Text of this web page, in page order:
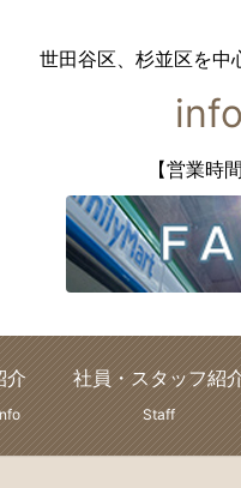
世田谷区、杉並区を中
【営業時
介 社員・スタッフ紹
Staff